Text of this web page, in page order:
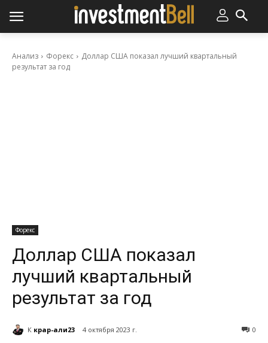
Анализ Форекс
Доллар США показал лучший квартальный
результат за год
Форекс
Доллар США показал
лучший квартальный
результат за год
К крар-али23 4 октября 2023 г. 0